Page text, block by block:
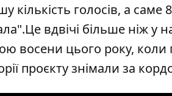
кількість голосів, а
вдвічі більше ніж у
восени цього року,
проєкту знімали за